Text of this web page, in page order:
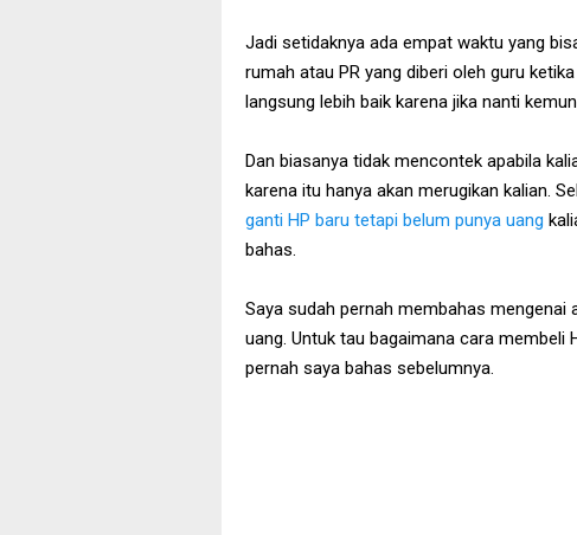
Jadi setidaknya ada empat waktu yang
rumah atau PR yang diberi oleh guru
langsung lebih baik karena jika nanti
Dan biasanya tidak mencontek apabila
karena itu hanya akan merugikan kalian.
ganti HP baru tetapi belum punya uang
bahas.
Saya sudah pernah membahas mengenai
uang. Untuk tau bagaimana cara membeli
pernah saya bahas sebelumnya.